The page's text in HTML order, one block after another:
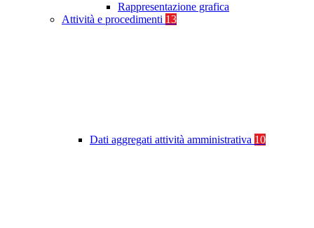
Rappresentazione grafica
Attività e procedimenti 13
Dati aggregati attività amministrativa 10